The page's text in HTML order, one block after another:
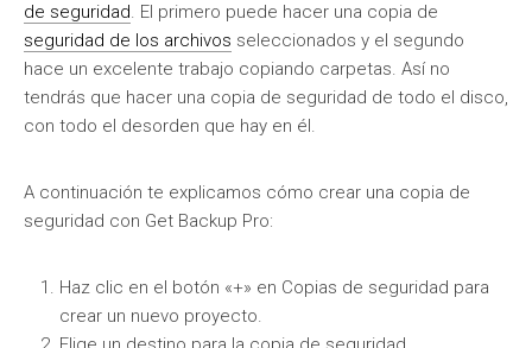
de seguridad. El primero puede hacer una copia de
seguridad de los archivos seleccionados y el segundo
hace un excelente trabajo copiando carpetas. Así no
tendrás que hacer una copia de seguridad de todo el disco,
con todo el desorden que hay en él.
A continuación te explicamos cómo crear una copia de
seguridad con Get Backup Pro:
Haz clic en el botón «+» en Copias de seguridad para
crear un nuevo proyecto.